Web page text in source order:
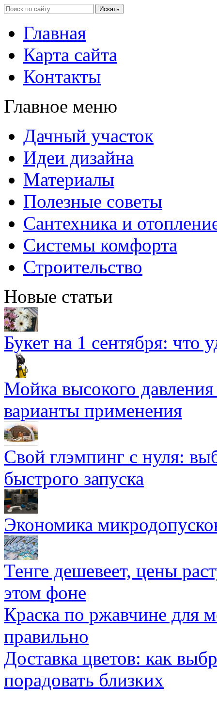
Главная
Карта сайта
Контакты
Главное меню
Дачный участок
Идеи дизайна
Материалы
Полезные советы
Сантехника и
Системы комфорта
Строительство
Новые статьи
Букет на 1 сентября: что
Мойка высокого
варианты применения
Свой глэмпинг с нуля:
быстрого запуска
Экономика
Тенге дешевеет, цены
этом фоне
Краска по ржавчине для
правильно
Доставка цветов: как
порадовать близких